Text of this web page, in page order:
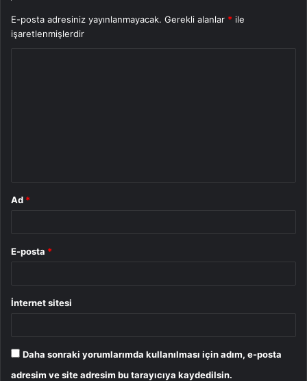
E-posta adresiniz yayınlanmayacak. Gerekli alanlar * ile
işaretlenmişlerdir
Ad *
E-posta *
İnternet sitesi
Daha sonraki yorumlarımda kullanılması için adım, e-posta
adresim ve site adresim bu tarayıcıya kaydedilsin.